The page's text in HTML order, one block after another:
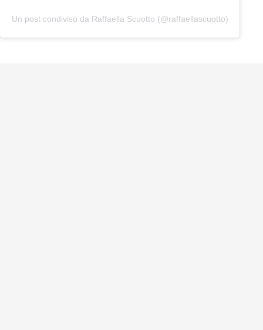
Un post condiviso da Raffaella Scuotto (@raffaellascuotto)